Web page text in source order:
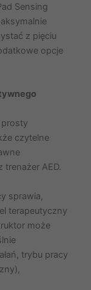
Sensing
z pięciu
opcje
prosty
czytelne
AED.
sprawia,
terapeutyczny
może
trybu pracy